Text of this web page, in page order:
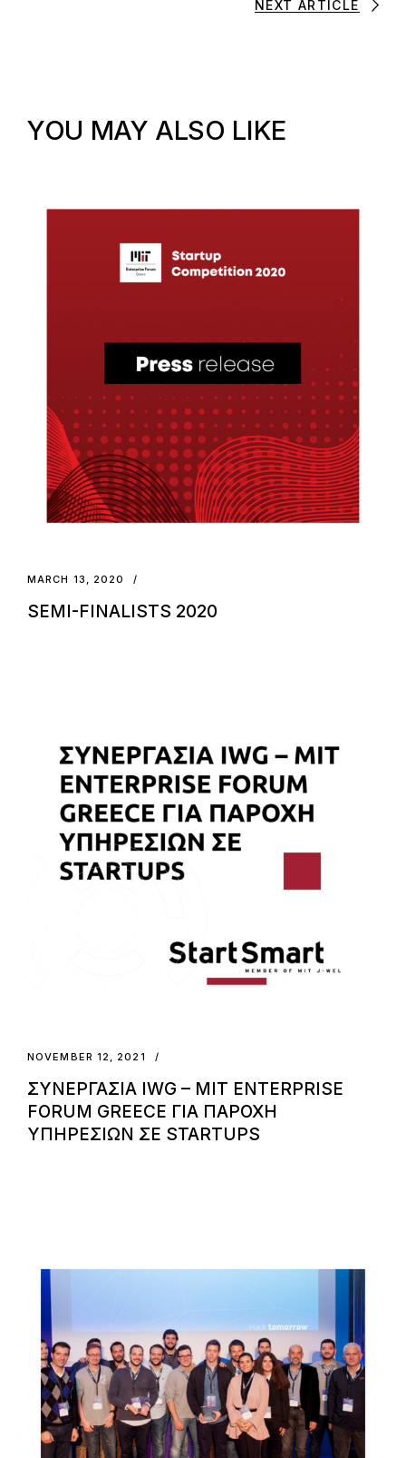
NEXT ARTICLE
YOU MAY ALSO LIKE
MARCH 13, 2020
SEMI-FINALISTS 2020
NOVEMBER 12, 2021
ΣΥΝΕΡΓΑΣΙΑ IWG – MIT ENTERPRISE
FORUM GREECE ΓΙΑ ΠΑΡΟΧΗ
ΥΠΗΡΕΣΙΩΝ ΣΕ STARTUPS